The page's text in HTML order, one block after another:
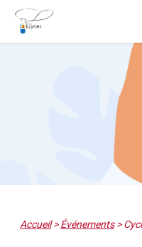
Accueil>Événements>